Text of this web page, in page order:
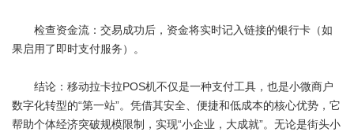
检查资金流：交易成功后，资金将实时记入链接的银行卡（如
果启用了即时支付服务）。
结论：移动拉卡拉POS机不仅是一种支付工具，也是小微商户
数字化转型的“第一站”。凭借其安全、便捷和低成本的核心优势，它
帮助个体经济突破规模限制，实现“小企业，大成就”。无论是街头小